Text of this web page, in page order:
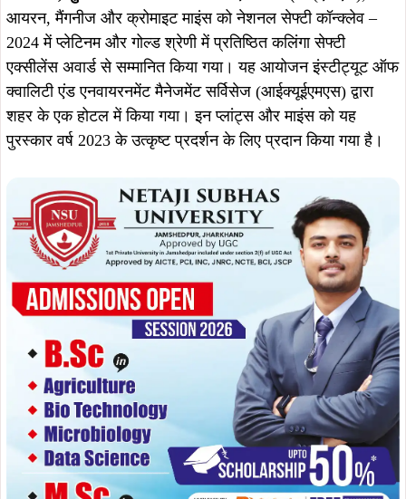
आयरन, मैंगनीज और क्रोमाइट माइंस को नेशनल सेफ्टी कॉन्क्लेव –
2024 में प्लेटिनम और गोल्ड श्रेणी में प्रतिष्ठित कलिंगा सेफ्टी
एक्सीलेंस अवार्ड से सम्मानित किया गया। यह आयोजन इंस्टीट्यूट ऑफ
क्वालिटी एंड एनवायरनमेंट मैनेजमेंट सर्विसेज (आईक्यूईएमएस) द्वारा
शहर के एक होटल में किया गया। इन प्लांट्स और माइंस को यह
पुरस्कार वर्ष 2023 के उत्कृष्ट प्रदर्शन के लिए प्रदान किया गया है।